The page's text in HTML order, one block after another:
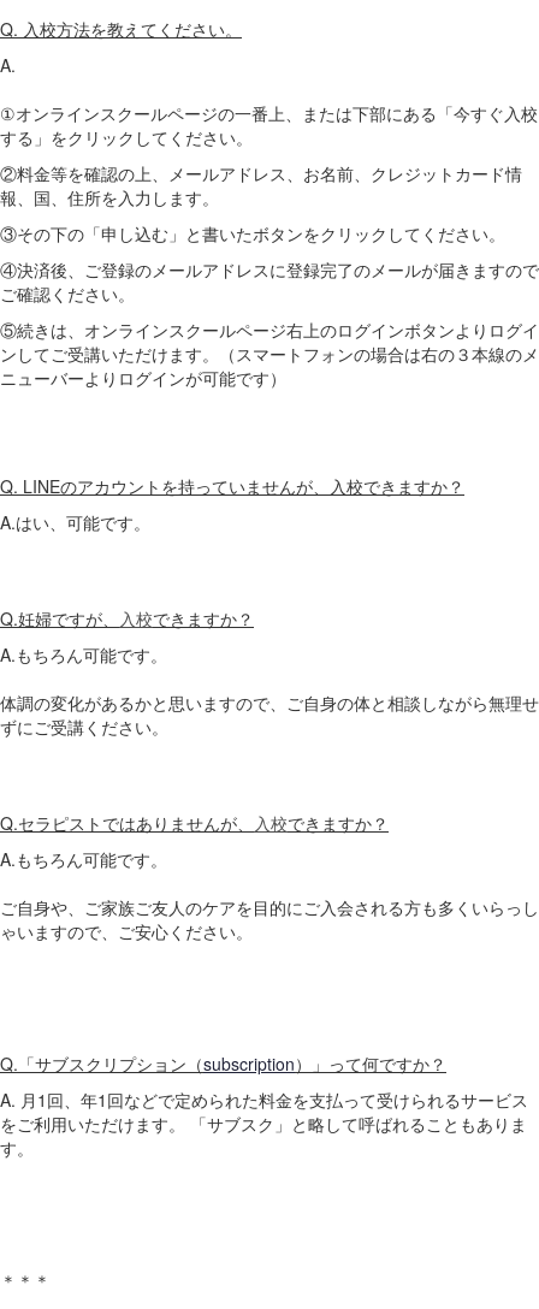
Q. 入校方法を教えてください。
A.
①オンラインスクールページの一番上、または下部にある「今すぐ入校
する」をクリックしてください。
②料金等を確認の上、メールアドレス、お名前、クレジットカード情
報、国、住所を入力します。
③その下の「申し込む」と書いたボタンをクリックしてください。
④決済後、ご登録のメールアドレスに登録完了のメールが届きますので
ご確認ください。
⑤続きは、オンラインスクールページ右上のログインボタンよりログイ
ンしてご受講いただけます。（スマートフォンの場合は右の３本線のメ
ニューバーよりログインが可能です）
Q. LINEのアカウントを持っていませんが、入校できますか？
A.はい、可能です。
Q.妊婦ですが、 入校できますか？
A.もちろん可能です。
体調の変化があるかと思いますので、ご自身の体と相談しながら無理せ
ずにご受講ください。
Q.セラピストではありませんが、 入校できますか？
A.もちろん可能です。
ご自身や、ご家族ご友人のケアを目的にご入会される方も多くいらっし
ゃいますので、ご安心ください。
Q.「サブスクリプション（subscription）」って何ですか？
A. 月1回、年1回などで定められた料金を支払って受けられるサービス
をご利用いただけます。 「サブスク」と略して呼ばれることもありま
す。
＊＊＊